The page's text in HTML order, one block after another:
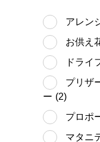
アレン
お供え
ドライ
プリザ
ー (2)
プロポ
マタニ